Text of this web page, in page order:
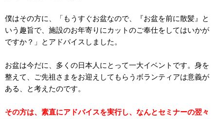
僕はその方に、「もうすぐお盆なので、『お盆を前に散髪』と
いう趣旨で、施設のお年寄りにカットのご奉仕をしてはいかが
ですか？」とアドバイスしました。
お盆は今だに、多くの日本人にとって一大イベントです。身を
整えて、ご先祖さまをお迎えしてもらうボランティアは意義が
ある、と考えたのです。
その方は、素直にアドバイスを実行し、なんとセミナーの翌々